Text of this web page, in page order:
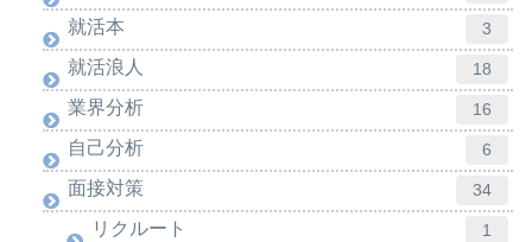
就活本 3
就活浪人 18
業界分析 16
自己分析 6
面接対策 34
リクルート 1